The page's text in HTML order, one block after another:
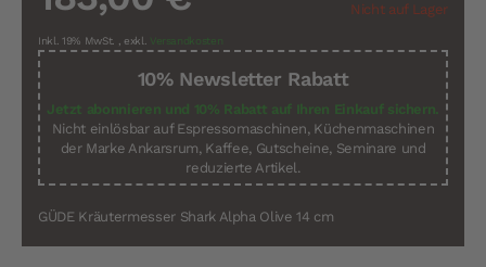
Nicht auf Lager
Inkl. 19% MwSt. , exkl. Versandkosten
10% Newsletter Rabatt
Jetzt abonnieren und 10% Rabatt auf Ihren Einkauf sichern.
Nicht einlösbar auf Espressomaschinen, Küchenmaschinen
der Marke Ankarsrum, Kaffee, Gutscheine, Seminare und
reduzierte Artikel.
GÜDE Kräutermesser Shark Alpha Olive 14 cm